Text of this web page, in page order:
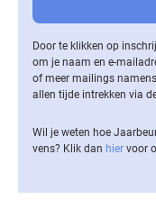
Door te klikken op
om je naam en e-
of meer mailings
allen tijde intrekken via
Wil je weten hoe
vens? Klik dan hier voor